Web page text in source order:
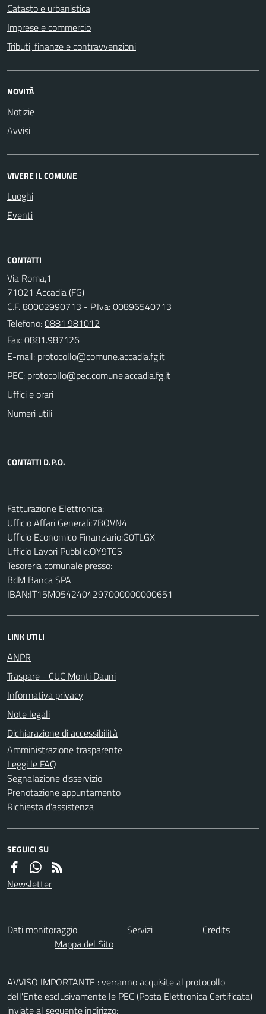
Catasto e urbanistica
Imprese e commercio
Tributi, finanze e contravvenzioni
NOVITÀ
Notizie
Avvisi
VIVERE IL COMUNE
Luoghi
Eventi
CONTATTI
Via Roma,1
71021 Accadia (FG)
C.F. 80002990713 - P.Iva: 00896540713
Telefono:0881.981012
Fax: 0881.987126
E-mail:
PEC:
Uffici e orari
Numeri utili
CONTATTI D.P.O.
Fatturazione Elettronica:
Ufficio Affari Generali:7BOVN4
Ufficio Economico Finanziario:G0TLGX
Ufficio Lavori Pubblic:OY9TCS
Tesoreria comunale presso:
BdM Banca SPA
IBAN:IT15M0542404297000000000651
LINK UTILI
ANPR
Traspare - CUC Monti Dauni
Informativa privacy
Note legali
Dichiarazione di accessibilità
Amministrazione trasparente
Leggi le FAQ
Segnalazione disservizio
Prenotazione appuntamento
Richiesta d'assistenza
SEGUICI SU
Newsletter
Dati monitoraggio Servizi
Credits
Mappa del Sito
AVVISO IMPORTANTE : verranno acquisite al protocollo
dell'Ente esclusivamente le PEC (Posta Elettronica Certificata)
inviate al seguente indirizzo: